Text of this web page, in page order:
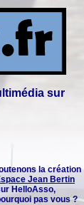
sur
la création
Jean Bertin
HelloAsso,
pas vous ?